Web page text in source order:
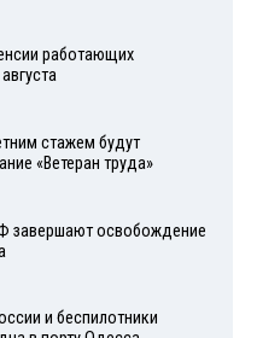
работающих
стажем будут
«Ветеран труда»
завершают освобождение
и беспилотники